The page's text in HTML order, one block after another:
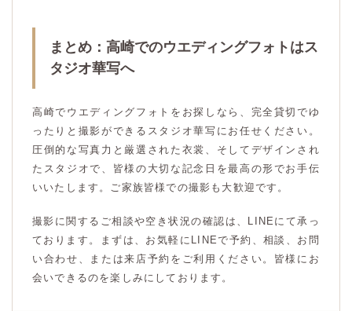
まとめ：高崎でのウエディングフォトはス
タジオ華写へ
高崎でウエディングフォトをお探しなら、完全貸切でゆ
ったりと撮影ができるスタジオ華写にお任せください。
圧倒的な写真力と厳選された衣裳、そしてデザインされ
たスタジオで、皆様の大切な記念日を最高の形でお手伝
いいたします。ご家族皆様での撮影も大歓迎です。
撮影に関するご相談や空き状況の確認は、LINEにて承っ
ております。まずは、お気軽にLINEで予約、相談、お問
い合わせ、または来店予約をご利用ください。皆様にお
会いできるのを楽しみにしております。